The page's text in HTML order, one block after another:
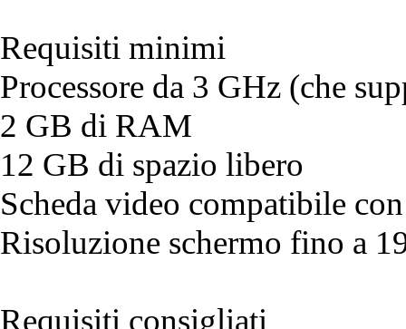
Requisiti minimi
Processore da 3 GHz (che
2 GB di RAM
12 GB di spazio libero
Scheda video compatibile
Risoluzione schermo fino a
Requisiti consigliati